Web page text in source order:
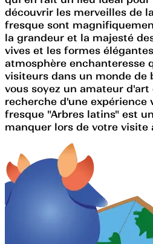
découvrir les merveilles de
fresque sont
la grandeur et la majesté
vives et les formes
atmosphère enchanteresse
visiteurs dans un monde de
vous soyez un amateur
recherche d'une expérience
fresque "Arbres latins" est
manquer lors de votre visite